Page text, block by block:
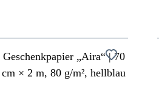
Geschenkpapier „Aira“ | 70
cm × 2 m, 80 g/m², hellblau